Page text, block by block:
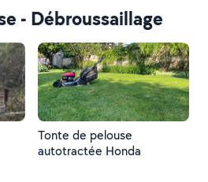
- Débroussaillage
Tonte de pelouse
autotractée Honda